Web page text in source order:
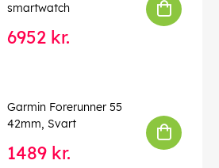
smartwatch
6952 kr.
Garmin Forerunner 55
42mm, Svart
1489 kr.